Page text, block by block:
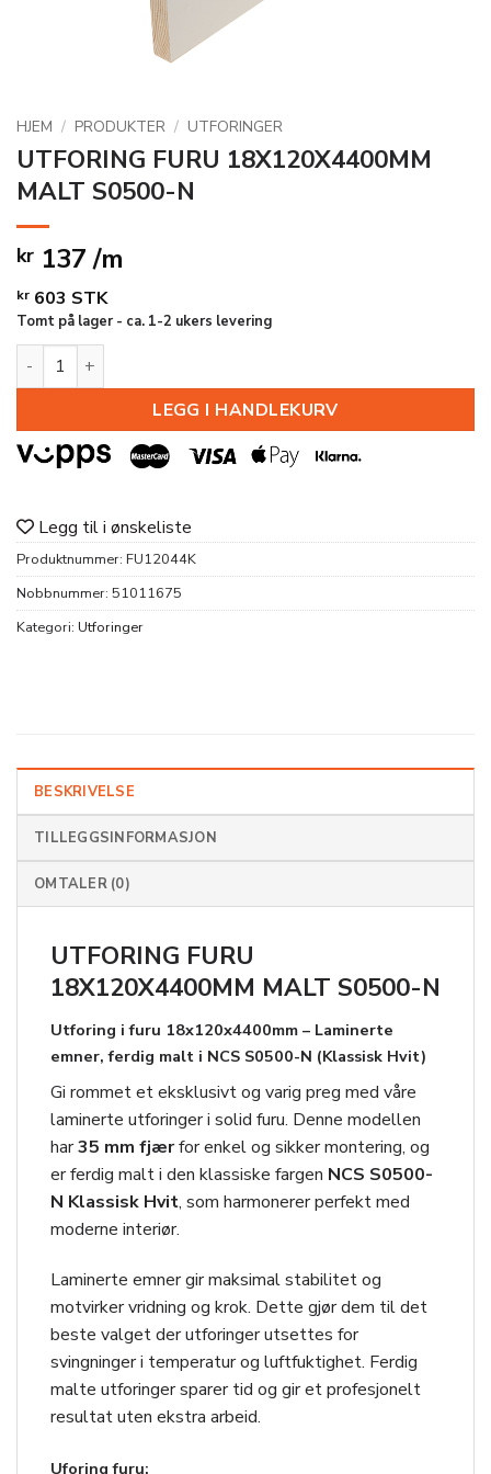
HJEM / PRODUKTER / UTFORINGER
UTFORING FURU 18X120X4400MM
MALT S0500-N
kr 137 /m
kr 603 STK
Tomt på lager - ca. 1-2 ukers levering
UTFORING FURU 18X120X4400MM MALT S0500-N antall
LEGG I HANDLEKURV
Legg til i ønskeliste
Produktnummer: FU12044K
Nobbnummer: 51011675
Kategori: Utforinger
BESKRIVELSE
TILLEGGSINFORMASJON
OMTALER (0)
UTFORING FURU
18X120X4400MM MALT S0500-N
Utforing i furu 18x120x4400mm – Laminerte
emner, ferdig malt i NCS S0500-N (Klassisk Hvit)
Gi rommet et eksklusivt og varig preg med våre
laminerte utforinger i solid furu. Denne modellen
har35 mm fjærfor enkel og sikker montering, og
er ferdig malt i den klassiske fargen NCS S0500-
N Klassisk Hvit, som harmonerer perfekt med
moderne interiør.
Laminerte emner gir maksimal stabilitet og
motvirker vridning og krok. Dette gjør dem til det
beste valget der utforinger utsettes for
svingninger i temperatur og luftfuktighet. Ferdig
malte utforinger sparer tid og gir et profesjonelt
resultat uten ekstra arbeid.
Uforing furu: